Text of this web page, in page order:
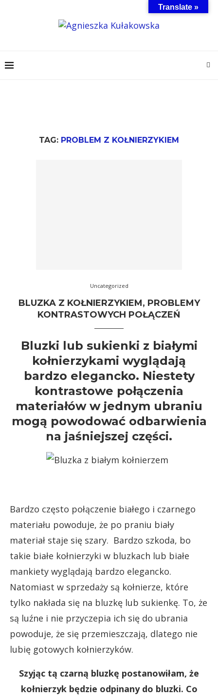
TAG: PROBLEM Z KOŁNIERZYKIEM
Uncategorized
BLUZKA Z KOŁNIERZYKIEM, PROBLEMY
KONTRASTOWYCH POŁĄCZEŃ
Bluzki lub sukienki z białymi
kołnierzykami wyglądają
bardzo elegancko. Niestety
kontrastowe połączenia
materiałów w jednym ubraniu
mogą powodować odbarwienia
na jaśniejszej części.
Bardzo często połączenie białego i czarnego
materiału powoduje, że po praniu biały
materiał staje się szary. Bardzo szkoda, bo
takie białe kołnierzyki w bluzkach lub białe
mankiety wyglądają bardzo elegancko.
Natomiast w sprzedaży są kołnierze, które
tylko nakłada się na bluzkę lub sukienkę. To, że
są luźne i nie przyczepia ich się do ubrania
powoduje, że się przemieszczają, dlatego nie
lubię gotowych kołnierzyków.
Szyjąc tą czarną bluzkę postanowiłam, że
kołnierzyk będzie odpinany do bluzki. Co
Translate »